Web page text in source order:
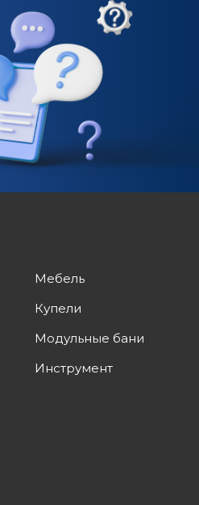
Мебель
Купели
Модульные бани
Инструмент